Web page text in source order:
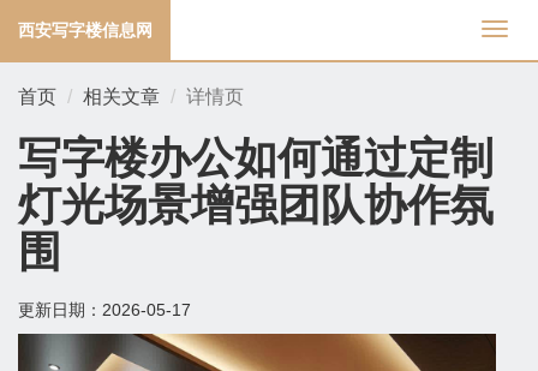
切
换
西安写字楼信息网
首页 相关文章 详情页
写字楼办公如何通过定制
灯光场景增强团队协作氛
围
更新日期： 2026-05-17